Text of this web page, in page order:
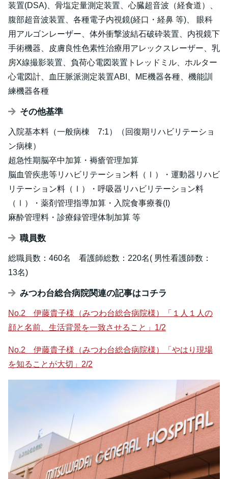
装置(DSA)、骨塩定量測定装置、心臓超音波（経食道）、
腹部超音波装置、各種電子内視鏡(経口・経鼻 等)、 眼科
用アルゴンレーザー、体外衝撃波結石破砕装置、内視鏡下
手術機器、皮膚良性色素性治療用アレックスレーザー、乳
房X線撮影装置、負荷心電図装置トレッドミル、ホルター
心電図計、血圧脈派測定装置ABI、ME機器各種、機能訓
練機器各種
その他基準
入院基本料（一般病棟 7:1）（回復期リハビリテーショ
ン病棟）
超急性期脳卒中加算・褥瘡管理加算
脳血管疾患等リハビリテーション料（Ⅰ）・運動器リハビ
リテーション料（Ⅰ）・呼吸器リハビリテーション料
（Ⅰ）・薬剤管理指導加算・入院食事療養(I)
麻酔管理料・診療録管理体制加算 等
職員数
総職員数：460名 看護師総数：220名( 男性看護師数：
13名)
みつわ台総合病院関連の記事はコチラ
No.2 伊藤貴子様（みつわ台総合病院様）「１人１人の
顔と名前、生活背景を一致させること」1/2
No.2 伊藤貴子様（みつわ台総合病院様）「やはり現場
を知ることが大切」2/2